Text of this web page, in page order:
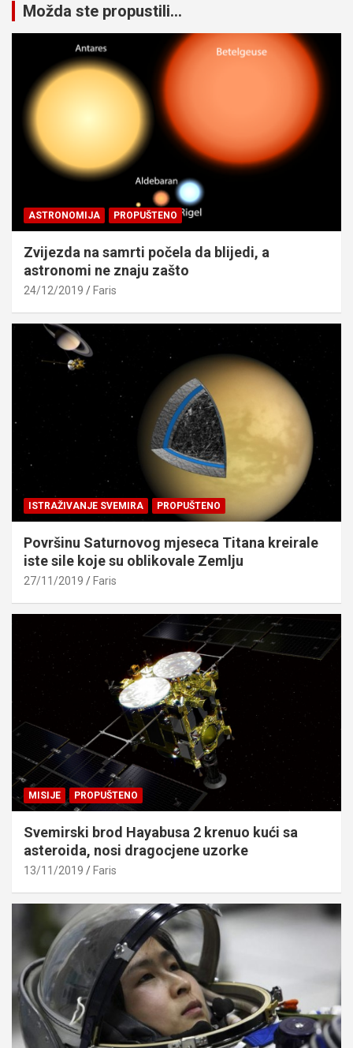
Možda ste propustili...
ASTRONOMIJA PROPUŠTENO
Zvijezda na samrti počela da blijedi, a
astronomi ne znaju zašto
24/12/2019 Faris
ISTRAŽIVANJE SVEMIRA PROPUŠTENO
Površinu Saturnovog mjeseca Titana kreirale
iste sile koje su oblikovale Zemlju
27/11/2019 Faris
MISIJE PROPUŠTENO
Svemirski brod Hayabusa 2 krenuo kući sa
asteroida, nosi dragocjene uzorke
13/11/2019 Faris